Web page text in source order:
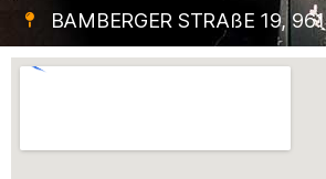
BAMBERGER STRAßE 19,